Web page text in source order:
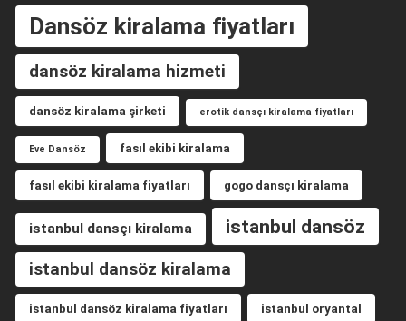
Dansöz kiralama fiyatları
dansöz kiralama hizmeti
dansöz kiralama şirketi erotik dansçı kiralama fiyatları
Eve Dansöz fasıl ekibi kiralama
fasıl ekibi kiralama fiyatları gogo dansçı kiralama
istanbul dansçı kiralama istanbul dansöz
istanbul dansöz kiralama
istanbul dansöz kiralama fiyatları istanbul oryantal